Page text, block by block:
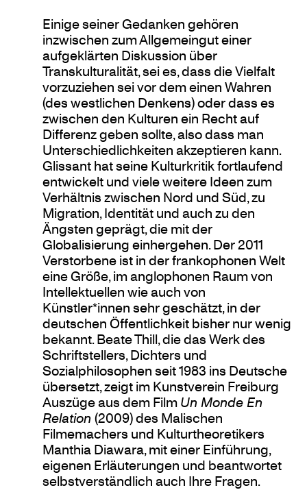
Einige seiner Gedanken gehören
inzwischen zum Allgemeingut einer
aufgeklärten Diskussion über
Transkulturalität, sei es, dass die Vielfalt
vorzuziehen sei vor dem einen Wahren
(des westlichen Denkens) oder dass es
zwischen den Kulturen ein Recht auf
Differenz geben sollte, also dass man
Unterschiedlichkeiten akzeptieren kann.
Glissant hat seine Kulturkritik fortlaufend
entwickelt und viele weitere Ideen zum
Verhältnis zwischen Nord und Süd, zu
Migration, Identität und auch zu den
Ängsten geprägt, die mit der
Globalisierung einhergehen. Der 2011
Verstorbene ist in der frankophonen Welt
eine Größe, im anglophonen Raum von
Intellektuellen wie auch von
Künstler*innen sehr geschätzt, in der
deutschen Öffentlichkeit bisher nur wenig
bekannt. Beate Thill, die das Werk des
Schriftstellers, Dichters und
Sozialphilosophen seit 1983 ins Deutsche
übersetzt, zeigt im Kunstverein Freiburg
Auszüge aus dem FilmUn Monde En
Relation(2009) des Malischen
Filmemachers und Kulturtheoretikers
Manthia Diawara, mit einer Einführung,
eigenen Erläuterungen und beantwortet
selbstverständlich auch Ihre Fragen.